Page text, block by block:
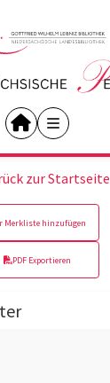
zur Startseite
Merkliste hinzufügen
PDF Exportieren